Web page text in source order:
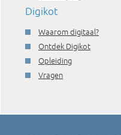
Digikot
Waarom digitaal?
Ontdek Digikot
Opleiding
Vragen